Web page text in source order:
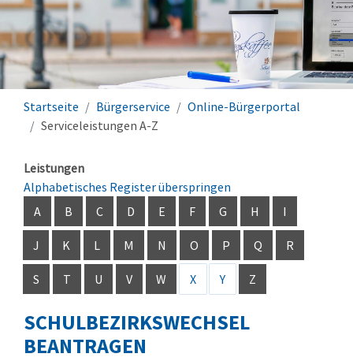
Startseite Bürgerservice
Online-Bürgerportal
Serviceleistungen A-Z
Leistungen
Alphabetisches Register überspringen
A
B C D E F G H I
J K L M N O P Q R
S T U V W X Y Z
SCHULBEZIRKSWECHSEL
BEANTRAGEN